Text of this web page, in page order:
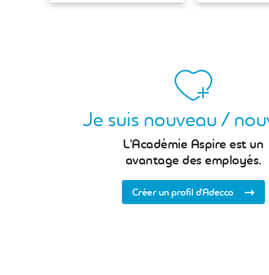
Je suis nouveau /
L'Académie Aspire est un
avantage des employés.
Créer un profil d'Adecco